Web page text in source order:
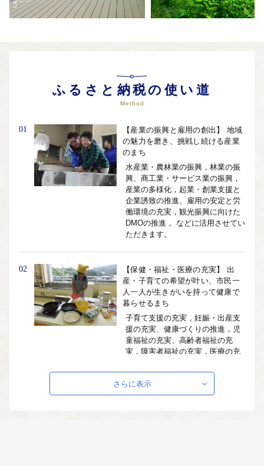
ふるさと納税の使い道
Method
01
【産業の振興と雇用の創出】 地域
の魅力を磨き、挑戦し続ける産業
のまち
水産業・農林業の振興，林業の振
興、商工業・サービス業の振興，
産業の多様化，起業・創業支援と
企業誘致の推進、雇用の安定と労
働環境の充実，観光振興に向けた
DMOの推進， などに活用させてい
ただきます。
02
【保健・福祉・医療の充実】 出
産・子育ての希望が叶い、市民一
人一人が生きがいを持って健康で
暮らせるまち
子育て支援の充実，妊娠・出産支
援の充実、健康づくりの推進，児
童福祉の充実、高齢者福祉の充
実，障害者福祉の充実，医療の充
す。
さらに表示